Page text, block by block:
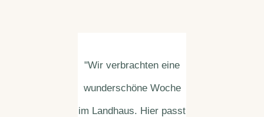
"Wir verbrachten eine
wunderschöne Woche
im Landhaus. Hier passt